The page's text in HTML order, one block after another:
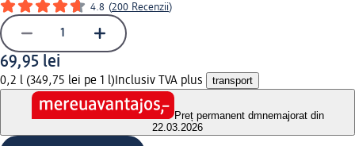
4.8 (200 Recenzii)
69,95 lei
0,2 l (349,75 lei pe 1 l) Inclusiv TVA plus transport
Preț permanent dmnemajorat din
22.03.2026